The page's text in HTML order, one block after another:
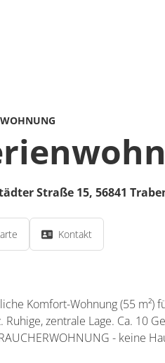
Straße 15, 56841
Kontakt
Komfort-Wohnung (55 m²)
Ruhige, zentrale Lage. Ca. 10
- keine